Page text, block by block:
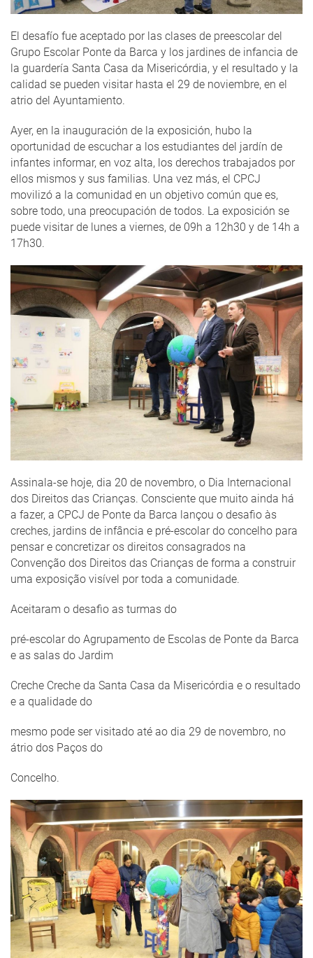
El desafío fue aceptado por las clases de preescolar del
Grupo Escolar Ponte da Barca y los jardines de infancia de
la guardería Santa Casa da Misericórdia, y el resultado y la
calidad se pueden visitar hasta el 29 de noviembre, en el
atrio del Ayuntamiento.
Ayer, en la inauguración de la exposición, hubo la
oportunidad de escuchar a los estudiantes del jardín de
infantes informar, en voz alta, los derechos trabajados por
ellos mismos y sus familias. Una vez más, el CPCJ
movilizó a la comunidad en un objetivo común que es,
sobre todo, una preocupación de todos. La exposición se
puede visitar de lunes a viernes, de 09h a 12h30 y de 14h a
17h30.
Assinala-se hoje, dia 20 de novembro, o Dia Internacional
dos Direitos das Crianças. Consciente que muito ainda há
a fazer, a CPCJ de Ponte da Barca lançou o desafio às
creches, jardins de infância e pré-escolar do concelho para
pensar e concretizar os direitos consagrados na
Convenção dos Direitos das Crianças de forma a construir
uma exposição visível por toda a comunidade.
Aceitaram o desafio as turmas do
pré-escolar do Agrupamento de Escolas de Ponte da Barca
e as salas do Jardim
Creche Creche da Santa Casa da Misericórdia e o resultado
e a qualidade do
mesmo pode ser visitado até ao dia 29 de novembro, no
átrio dos Paços do
Concelho.